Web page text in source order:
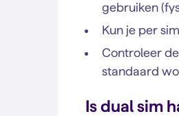
gebruiken
Kun je per
Controleer
standaard
Is dual sim